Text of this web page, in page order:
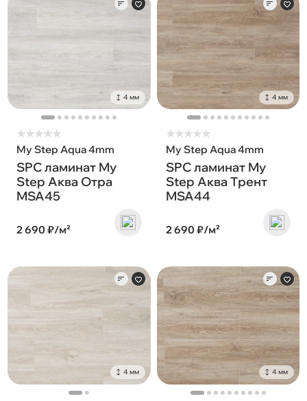
4 мм
★★★★★
My Step Aqua 4mm
SPC ламинат My
Step Аква Отра
MSA45
2 690 ₽/м²
4 мм
★★★★★
My Step Aqua 4mm
SPC ламинат My
Step Аква Трент
MSA44
2 690 ₽/м²
4 мм 4 мм